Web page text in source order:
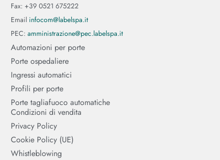
Fax: +39 0521 675222
Email infocom@labelspa.it
PEC:amministrazione@pec.labelspa.it
Automazioni per porte
Porte ospedaliere
Ingressi automatici
Profili per porte
Porte tagliafuoco automatiche
Condizioni di vendita
Privacy Policy
Cookie Policy (UE)
Whistleblowing